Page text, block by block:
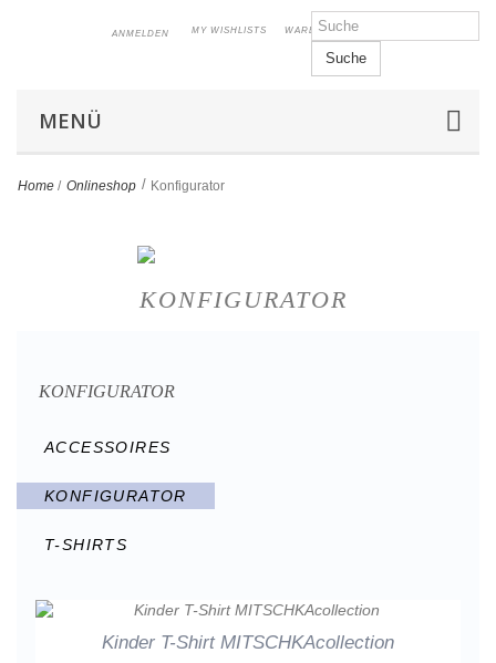
WARENKORB
MY WISHLISTS
ANMELDEN
Suche
MENÜ
Home / Onlineshop > Konfigurator
KONFIGURATOR
KONFIGURATOR
ACCESSOIRES
KONFIGURATOR
T-SHIRTS
Kinder T-Shirt MITSCHKAcollection